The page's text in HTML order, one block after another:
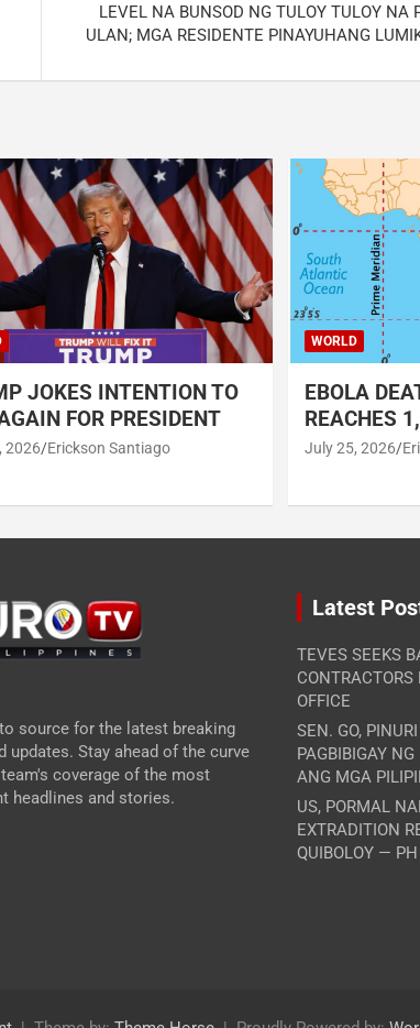
LEVEL NA BUNSOD NG TULOY TULOY NA
ULAN; MGA RESIDENTE PINAYUHANG
JOKES INTENTION TO
FOR PRESIDENT
2026 Erickson Santiago
WORLD
EBOLA
REACHES
July 25, 2026
source for the latest breaking
updates. Stay ahead of the curve
coverage of the most
headlines and stories.
Latest
TEVES SEEKS
CONTRACTORS
OFFICE
SEN. GO,
PAGBIBIGAY
ANG MGA
US, PORMAL
EXTRADITION
QUIBOLOY —